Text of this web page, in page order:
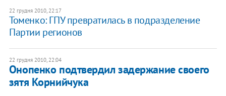
22 грудня 2010, 22:17
Томенко: ГПУ превратилась в подразделение
Партии регионов
22 грудня 2010, 22:04
Онопенко подтвердил задержание своего
зятя Корнийчука